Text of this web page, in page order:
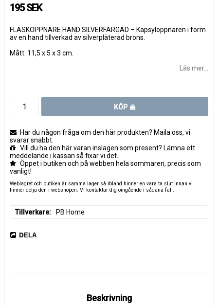
195 SEK
FLASKÖPPNARE HAND SILVERFÄRGAD – Kapsylöppnaren i form
av en hand tillverkad av silverpläterad brons.
Mått: 11,5 x 5 x 3 cm.
Läs mer...
KÖP
Har du någon fråga om den här produkten? Maila oss, vi
svarar snabbt.
Vill du ha den här varan inslagen som present? Lämna ett
meddelande i kassan så fixar vi det.
Öppet i butiken och på webben hela sommaren, precis som
vanligt!
Weblagret och butiken är samma lager så ibland hinner en vara ta slut innan vi
hinner dölja den i webshopen. Vi kontaktar dig omgående i sådana fall.
Tillverkare PB Home
DELA
Beskrivning